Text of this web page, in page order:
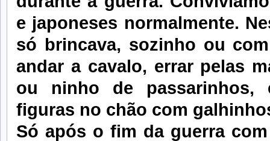
e japoneses normalmente.
só brincava, sozinho ou
andar a cavalo, errar pelas
ou ninho de passarinhos,
figuras no chão com
Só após o fim da guerra